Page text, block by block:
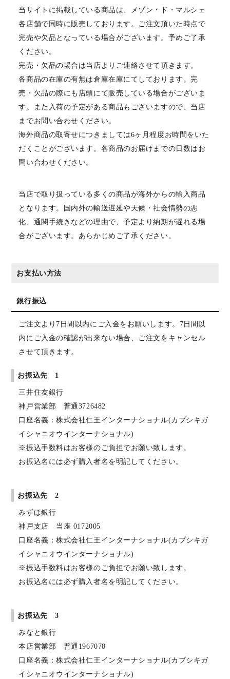
当サイトに掲載している商品は、メゾン・ド・マルシェ
各店舗で同時に販売しております。ご注文頂いた時点で
完売や欠品となっている場合がございます。予めご了承
ください。
完売・欠品の場合は当店よりご連絡させて頂きます。
各商品の在庫の有無は倉庫在庫にてしております。完
売・欠品の際にも店頭にて販売している場合がございま
す。また入荷の予定がある商品もございますので、当店
までお問い合わせください。
海外商品の取寄せにつきましては6ヶ月程度お時間をいた
だくことがございます。各商品のお届けまでの日数はお
問い合わせください。
当店で取り扱っている多くの商品が海外からの輸入商品
となります。国内外の輸送遅延や天候・社会情勢の悪
化、通関手続きなどの理由で、予定より納期が遅れる場
合がございます。あらかじめご了承ください。
お支払い方法
銀行振込
ご注文より7日間以内にご入金をお願いします。7日間以
内にご入金の確認が出来ない場合、ご注文をキャンセル
させて頂きます。
お振込先 1
三井住友銀行
神戸営業部 普通3726482
口座名義：株式会社仁王インターナショナル(カブシキガ
イシャニオウインターナショナル)
※振込手数料はお客様のご負担でお願い致します。
お振込名には必ず購入者名を明記してください。
お振込先 2
みずほ銀行
神戸支店 当座 0172005
口座名義：株式会社仁王インターナショナル(カブシキガ
イシャニオウインターナショナル)
※振込手数料はお客様のご負担でお願い致します。
お振込名には必ず購入者名を明記してください。
お振込先 3
みなと銀行
本店営業部 普通1967078
口座名義：株式会社仁王インターナショナル(カブシキガ
イシャニオウインターナショナル)